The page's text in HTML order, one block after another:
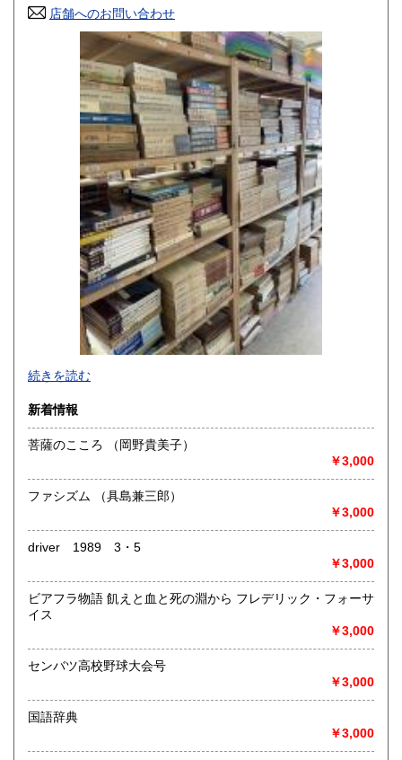
高知県 800円
800円 長崎県
800円 大分県
800円 鹿児島県
1,500円
店舗へのお問い合わせ
-
沿線名：-
最寄駅：-
営業時間：-
定休日：-
書籍の買取について
取り扱い分野
総記、哲学宗教、歴史、社会科学、自然科学、美術工芸、国
語国文、外国文学、古典籍、近代文献、趣味、外国書、サブ
カルチャー、古書一般（その他）
書籍全般
続きを読む
新着情報
菩薩のこころ （岡野貴美子）
￥3,000
ファシズム （具島兼三郎）
￥3,000
driver 1989 3・5
￥3,000
ビアフラ物語 飢えと血と死の淵から フレデリック・フォーサ
イス
￥3,000
センバツ高校野球大会号
￥3,000
国語辞典
￥3,000